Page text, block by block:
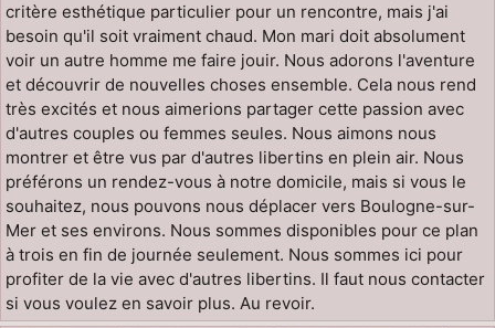
critère esthétique particulier pour un rencontre, mais j'ai
besoin qu'il soit vraiment chaud. Mon mari doit absolument
voir un autre homme me faire jouir. Nous adorons l'aventure
et découvrir de nouvelles choses ensemble. Cela nous rend
très excités et nous aimerions partager cette passion avec
d'autres couples ou femmes seules. Nous aimons nous
montrer et être vus par d'autres libertins en plein air. Nous
préférons un rendez-vous à notre domicile, mais si vous le
souhaitez, nous pouvons nous déplacer vers Boulogne-sur-
Mer et ses environs. Nous sommes disponibles pour ce plan
à trois en fin de journée seulement. Nous sommes ici pour
profiter de la vie avec d'autres libertins. Il faut nous contacter
si vous voulez en savoir plus. Au revoir.